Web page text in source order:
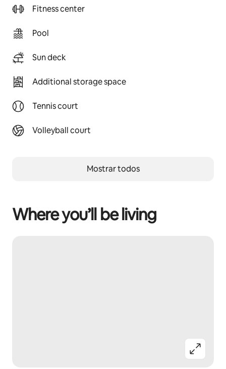
Fitness center
Pool
Sun deck
Additional storage space
Tennis court
Volleyball court
Mostrar todos
Where you’ll be living